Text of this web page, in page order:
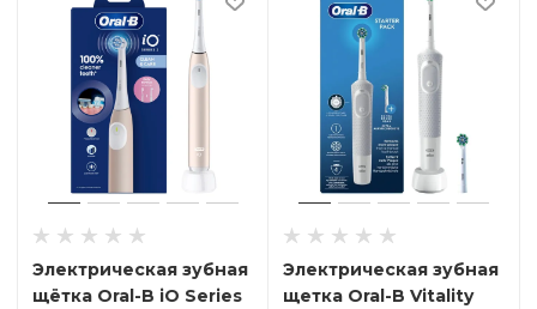
Электрическая зубная
щётка Oral-B iO Series
Электрическая зубная
щетка Oral-B Vitality